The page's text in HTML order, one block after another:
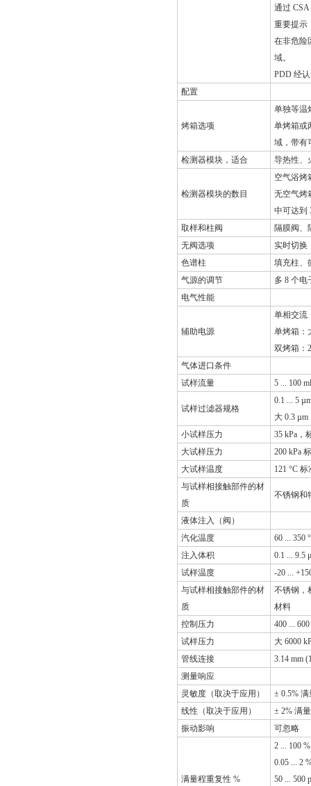
通过
重要提示
在非危险
域。
PDD 经
配置
烤箱选项
单独等温
单烤箱或
域，带有
检测器模块，适合
导热性、
检测器模块的数目
空气浴烤
无空气烤
中可达到
取样和柱阀
隔膜阀、
无阀选项
实时切换
色谱柱
填充柱、
气源的调节
多 8 个电
电气性能
辅助电源
单相交流
单烤箱：
双烤箱：
气体进口条件
试样流量
5 ... 100
试样过滤器规格
0.1 ... 5
大 0.3
小试样压力
35 kPa，
大试样压力
200 kPa
大试样温度
121 °C
与试样相接触部件的材
质
不锈钢和
液体注入（阀）
汽化温度
60 ... 350
注入体积
0.1 ... 9.5
试样温度
-20 ...
与试样相接触部件的材
质
不锈钢，
材料
控制压力
400 ... 600
试样压力
大 6000
管线连接
3.14 mm
测量响应
灵敏度（取决于应用）
± 0.5%
线性（取决于应用）
± 2% 满
振动影响
可忽略
满量程重复性 %
2 ... 100
0.05 ... 2
50 ... 500